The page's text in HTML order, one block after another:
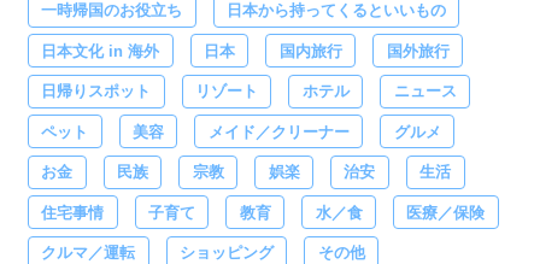
一時帰国のお役立ち 日本から持ってくるといいもの
日本文化 in 海外 日本 国内旅行 国外旅行
日帰りスポット リゾート ホテル ニュース
ペット 美容 メイド／クリーナー グルメ
お金 民族 宗教 娯楽 治安 生活
住宅事情 子育て 教育 水／食 医療／保険
クルマ／運転 ショッピング その他